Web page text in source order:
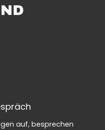
auf, besprechen